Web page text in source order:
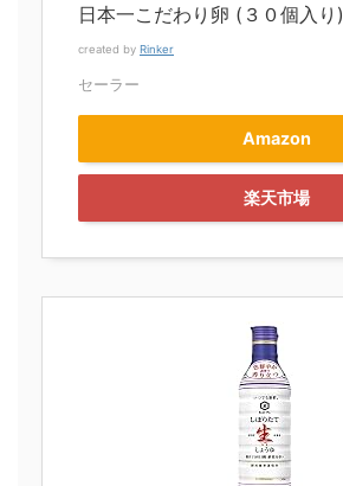
日本一こだわり卵 (３０個入り)
created by Rinker
セーラー
Amazon
楽天市場